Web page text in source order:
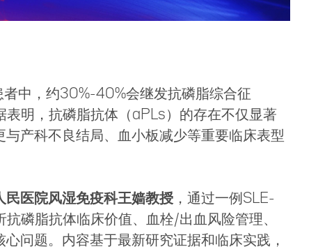
中，约30%-40%会继发抗磷脂综合征
表明，抗磷脂抗体（aPLs）的存在不仅显著
产科不良结局、血小板减少等重要临床表型
民医院风湿免疫科王嫱教授 ，通过一例SLE-
磷脂抗体临床价值、血栓/出血风险管理、
问题。内容基于最新研究证据和临床实践，